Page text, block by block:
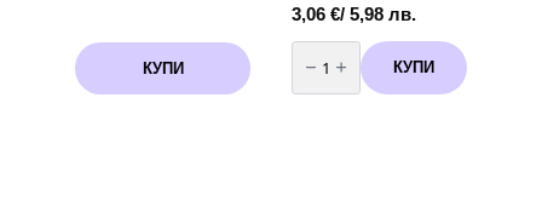
КУПИ
3,06 €/ 5,98 лв.
количество
за
Парти
шапки
КУПИ